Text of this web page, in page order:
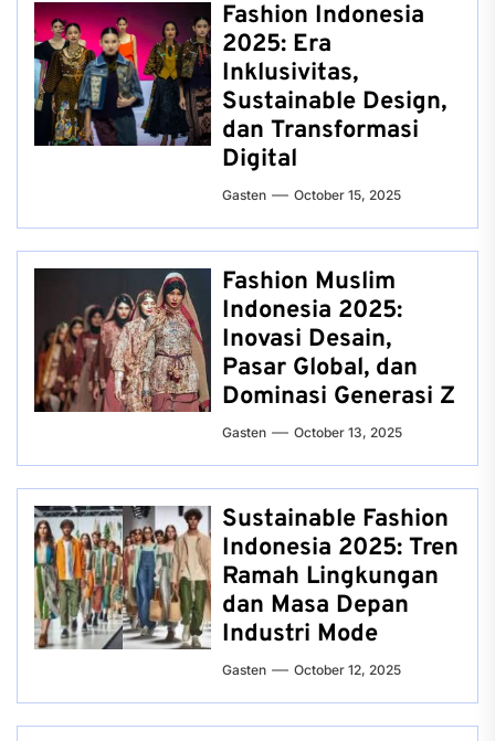
Fashion Indonesia
2025: Era
Inklusivitas,
Sustainable Design,
dan Transformasi
Digital
Gasten October 15, 2025
Fashion Muslim
Indonesia 2025:
Inovasi Desain,
Pasar Global, dan
Dominasi Generasi Z
Gasten October 13, 2025
Sustainable Fashion
Indonesia 2025: Tren
Ramah Lingkungan
dan Masa Depan
Industri Mode
Gasten October 12, 2025